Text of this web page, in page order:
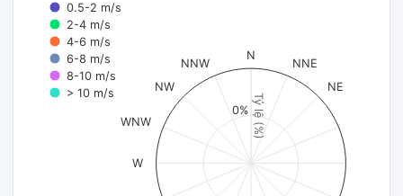
Tỷ lệ (%)
0.5-2 m/s
2-4 m/s
4-6 m/s
6-8 m/s
8-10 m/s
> 10 m/s
N
NNE
NE
W
WNW
NW
NNW
0%